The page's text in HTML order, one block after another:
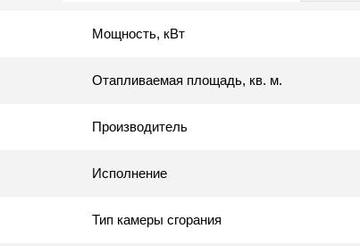
Мощность, кВт
Отапливаемая площадь, кв. м.
Производитель
Исполнение
Тип камеры сгорания